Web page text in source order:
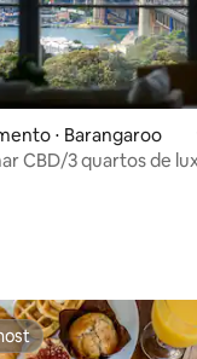
média de 5, 31
⋅ Barangaroo
CBD/3 quartos de